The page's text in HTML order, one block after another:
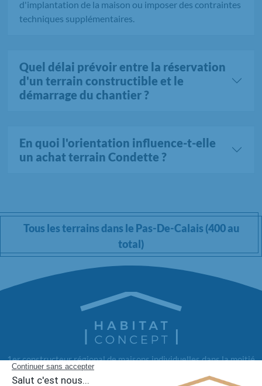
d'implantation de la maison ou imposer des contraintes
techniques supplémentaires.
Quel délai prévoir entre la réservation
d'un terrain constructible et le
démarrage du chantier ?
En quoi l'orientation influence-t-elle
un achat terrain Condette ?
Tous les terrains dans le Pas-De-Calais (400 au
total)
1er constructeur régional de maisons individuelles dans la moitié